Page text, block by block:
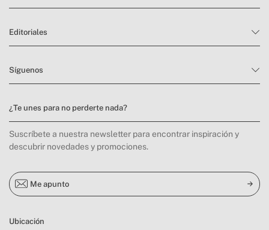
Editoriales
Síguenos
¿Te unes para no perderte nada?
Suscríbete a nuestra newsletter para encontrar inspiración y
descubrir novedades y promociones.
Me apunto
Ubicación